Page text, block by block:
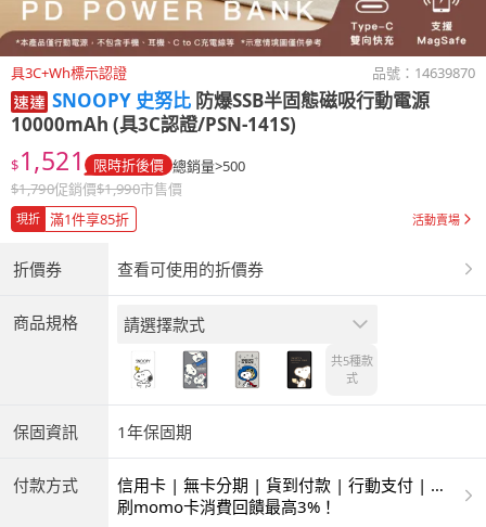
具3C+Wh標示認證 品號： 14639870
SNOOPY 史努比 防爆SSB半固態磁吸行動電源
10000mAh (具3C認證/PSN-141S)
$1,521 限時折後價 總銷量>500
$1,790促銷價$1,990市售價
現折 滿1件享85折 活動賣場
折價券 查看可使用的折價券
商品規格 請選擇款式
共5種款
式
保固資訊 1年保固期
付款方式
信用卡 | 無卡分期 | 貨到付款 | 行動支付 | 超
商付款 | ATM | 銀聯卡
刷momo卡消費回饋最高3%！